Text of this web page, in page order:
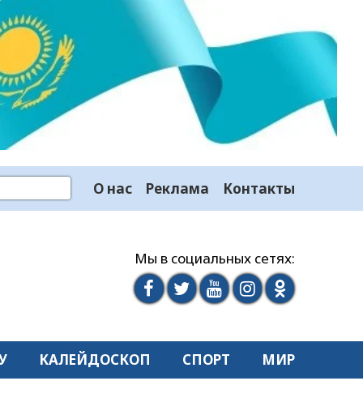
О нас Реклама Контакты
Мы в социальных сетях:
КАЛЕЙДОСКОП СПОРТ МИР